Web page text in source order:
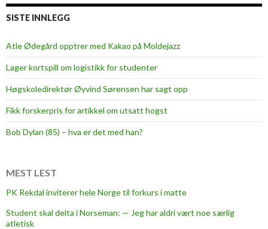
m
a
s
e
r
o
v
e
SISTE INNLEGG
Atle Ødegård opptrer med Kakao på Moldejazz
Lager kortspill om logistikk for studenter
Høgskoledirektør Øyvind Sørensen har sagt opp
Fikk forskerpris for artikkel om utsatt hogst
Bob Dylan (85) – hva er det med han?
MEST LEST
PK Rekdal inviterer hele Norge til forkurs i matte
Student skal delta i Norseman: — Jeg har aldri vært noe særlig
atletisk